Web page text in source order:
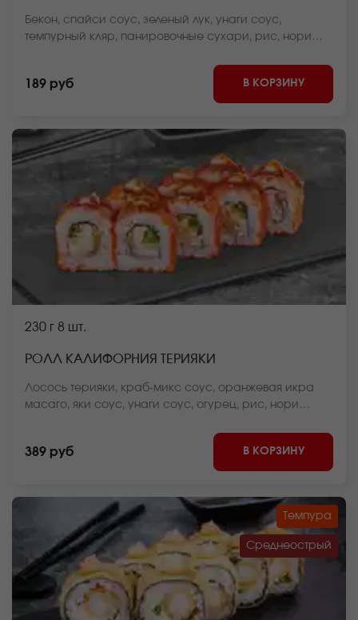
Бекон, спайси соус, зеленый лук, унаги соус,
темпурный кляр, панировочные сухари, рис, нори
189 руб В КОРЗИНУ
230 г 8 шт.
РОЛЛ КАЛИФОРНИЯ ТЕРИЯКИ
Лосось терияки, краб-микс соус, оранжевая икра
масаго, яки соус, унаги соус, огурец, рис, нори
389 руб В КОРЗИНУ
Темпура
Среднеострый